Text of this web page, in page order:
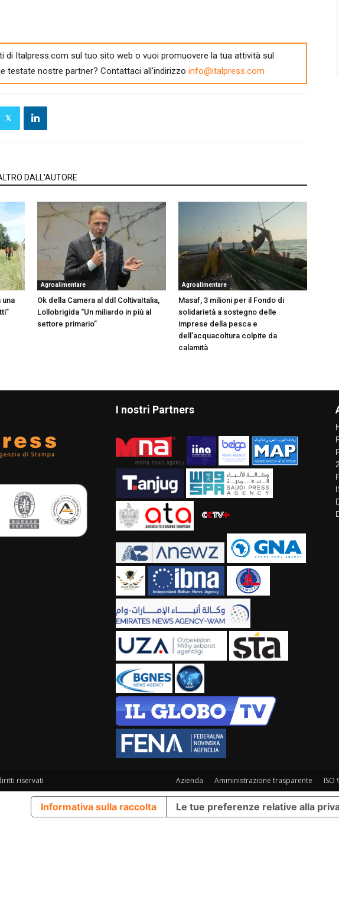
di Italpress.com sul tuo sito web o vuoi promuovere la tua attività sul
testate nostre partner? Contattaci all'indirizzo info@italpress.com
DALL'AUTORE
una
Agroalimentare
Ok della Camera al ddl ColtivaItalia,
Lollobrigida “Un miliardo in più al
settore primario”
Agroalimentare
Masaf, 3 milioni per il Fondo di
solidarietà a sostegno delle
imprese della pesca e
dell’acquacoltura colpite da
calamità
I nostri Partners
Azienda Amministrazione trasparente ISO
riservati
Informativa sulla raccolta Le tue preferenze relative alla